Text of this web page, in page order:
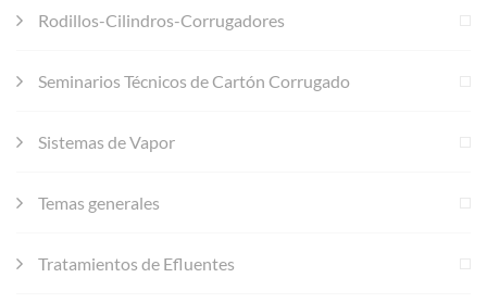
Rodillos-Cilindros-Corrugadores
Seminarios Técnicos de Cartón Corrugado
Sistemas de Vapor
Temas generales
Tratamientos de Efluentes